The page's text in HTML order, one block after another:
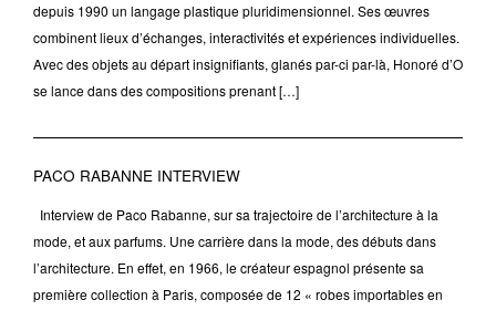
depuis 1990 un langage plastique pluridimensionnel. Ses œuvres
combinent lieux d’échanges, interactivités et expériences individuelles.
Avec des objets au départ insignifiants, glanés par-ci par-là, Honoré d’O
se lance dans des compositions prenant […]
PACO RABANNE INTERVIEW
Interview de Paco Rabanne, sur sa trajectoire de l’architecture à la
mode, et aux parfums. Une carrière dans la mode, des débuts dans
l’architecture. En effet, en 1966, le créateur espagnol présente sa
première collection à Paris, composée de 12 « robes importables en